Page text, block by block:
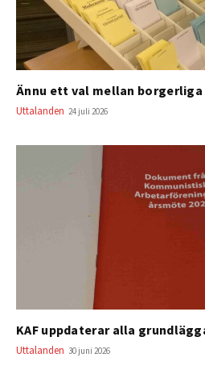
Ännu ett val mellan
Uttalanden 24 juli 2026
KAF uppdaterar alla
Uttalanden 30 juni 2026